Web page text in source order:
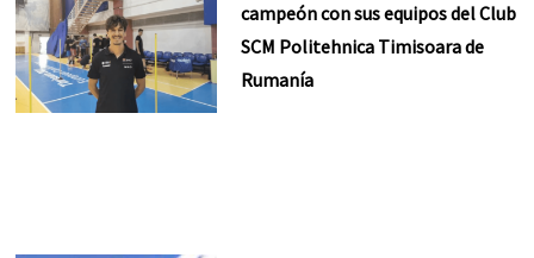
campeón con sus equipos del Club
SCM Politehnica Timisoara de
Rumanía